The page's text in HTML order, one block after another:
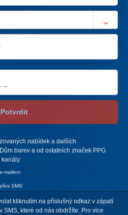
Potvrdit
nabídek a dalších
barev a od ostatních značek PPG
kanály:
mailem
SMS
kliknutím na příslušný odkaz v zápatí
které od nás obdržíte. Pro vice